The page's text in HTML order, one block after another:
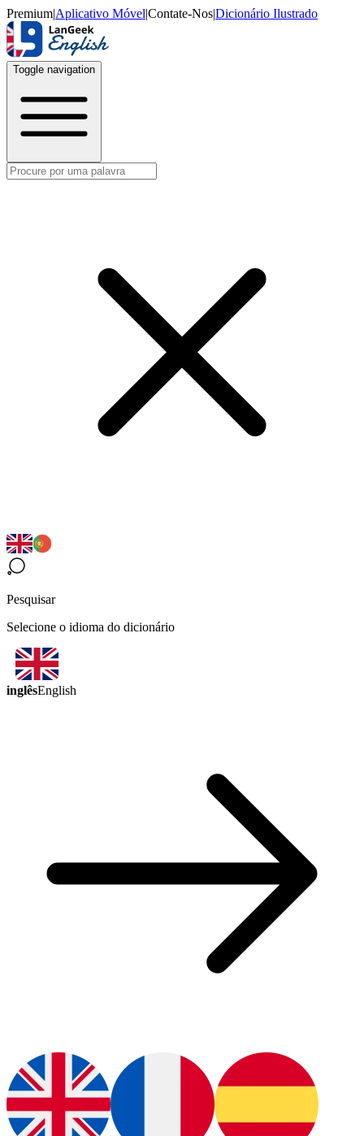
Premium|Aplicativo Móvel|Contate-Nos|Dicionário Ilustrado
Toggle navigation
Pesquisar
Selecione o idioma do dicionário
inglêsEnglish